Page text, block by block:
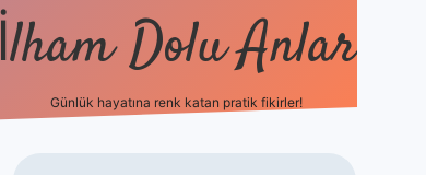
İlham Dolu Anlar
Günlük hayatına renk katan pratik fikirler!